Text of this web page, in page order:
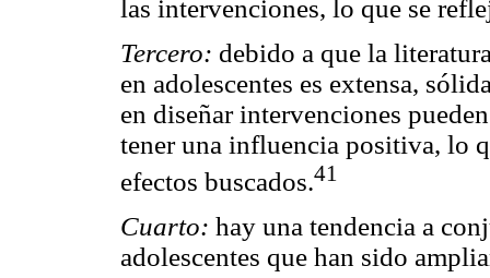
las intervenciones, lo que se
Tercero: debido a que la
en adolescentes es extensa,
en diseñar intervenciones
tener una influencia positiva, lo
efectos buscados.41
Cuarto: hay una tendencia a
adolescentes que han sido